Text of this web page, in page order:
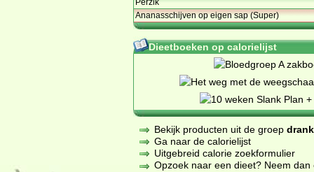
Ananasschijven op eigen sap (Super)
Dieetboeken op calorielijst
Bekijk producten uit de groep
Ga naar de calorielijst
Uitgebreid calorie zoekformulier
Opzoek naar een dieet? Neem